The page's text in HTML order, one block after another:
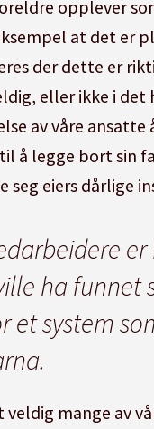
opplever
at det er
der dette er
eller ikke i det
av våre ansatte
å legge bort sin
seg eiers dårlige
ha funnet
et system
mange av